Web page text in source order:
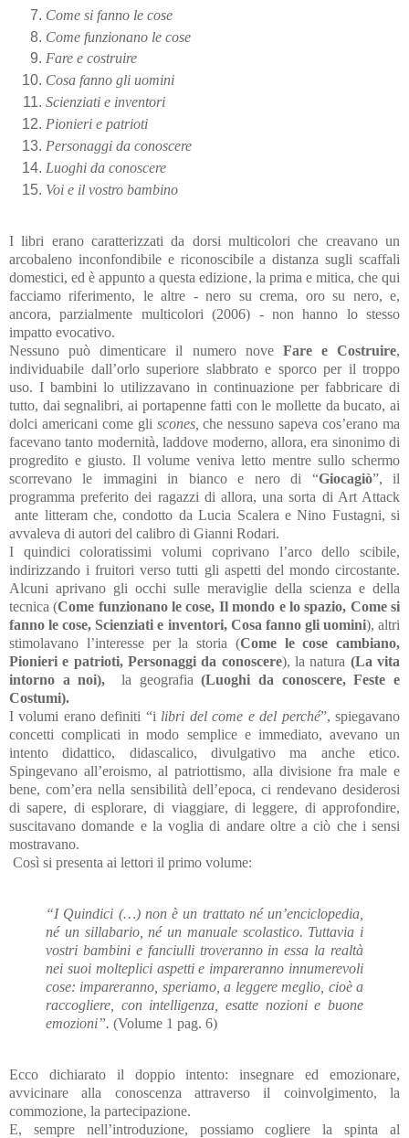
Come si fanno le cose
Come funzionano le cose
Fare e costruire
Cosa fanno gli uomini
Scienziati e inventori
Pionieri e patrioti
Personaggi da conoscere
Luoghi da conoscere
Voi e il vostro bambino
I libri erano caratterizzati da dorsi multicolori che creavano un
arcobaleno inconfondibile e riconoscibile a distanza sugli scaffali
domestici, ed è appunto a questa edizione, la prima e mitica, che qui
facciamo riferimento, le altre - nero su crema, oro su nero, e,
ancora, parzialmente multicolori (2006) - non hanno lo stesso
impatto evocativo.
Nessuno può dimenticare il numero nove Fare e Costruire,
individuabile dall’orlo superiore slabbrato e sporco per il troppo
uso. I bambini lo utilizzavano in continuazione per fabbricare di
tutto, dai segnalibri, ai portapenne fatti con le mollette da bucato, ai
dolci americani come gli scones, che nessuno sapeva cos’erano ma
facevano tanto modernità, laddove moderno, allora, era sinonimo di
progredito e giusto. Il volume veniva letto mentre sullo schermo
scorrevano le immagini in bianco e nero di “Giocagiò”, il
programma preferito dei ragazzi di allora, una sorta di Art Attack
ante litteram che, condotto da Lucia Scalera e Nino Fustagni, si
avvaleva di autori del calibro di Gianni Rodari.
I quindici coloratissimi volumi coprivano l’arco dello scibile,
indirizzando i fruitori verso tutti gli aspetti del mondo circostante.
Alcuni aprivano gli occhi sulle meraviglie della scienza e della
tecnica (Come funzionano le cose, Il mondo e lo spazio, Come si
fanno le cose, Scienziati e inventori, Cosa fanno gli uomini), altri
stimolavano l’interesse per la storia (Come le cose cambiano,
Pionieri e patrioti, Personaggi da conoscere), la natura (La vita
intorno a noi), la geografia (Luoghi da conoscere, Feste e
Costumi).
I volumi erano definiti “i libri del come e del perché”, spiegavano
concetti complicati in modo semplice e immediato, avevano un
intento didattico, didascalico, divulgativo ma anche etico.
Spingevano all’eroismo, al patriottismo, alla divisione fra male e
bene, com’era nella sensibilità dell’epoca, ci rendevano desiderosi
di sapere, di esplorare, di viaggiare, di leggere, di approfondire,
suscitavano domande e la voglia di andare oltre a ciò che i sensi
mostravano.
Così si presenta ai lettori il primo volume:
“I Quindici (…) non è un trattato né un’enciclopedia,
né un sillabario, né un manuale scolastico. Tuttavia i
vostri bambini e fanciulli troveranno in essa la realtà
nei suoi molteplici aspetti e impareranno innumerevoli
cose: impareranno, speriamo, a leggere meglio, cioè a
raccogliere, con intelligenza, esatte nozioni e buone
emozioni”. (Volume 1 pag. 6)
Ecco dichiarato il doppio intento: insegnare ed emozionare,
avvicinare alla conoscenza attraverso il coinvolgimento, la
commozione, la partecipazione.
E, sempre nell’introduzione, possiamo cogliere la spinta al